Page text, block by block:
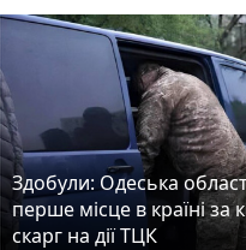
Здобули: Одеська
перше місце в країні за
скарг на дії ТЦК